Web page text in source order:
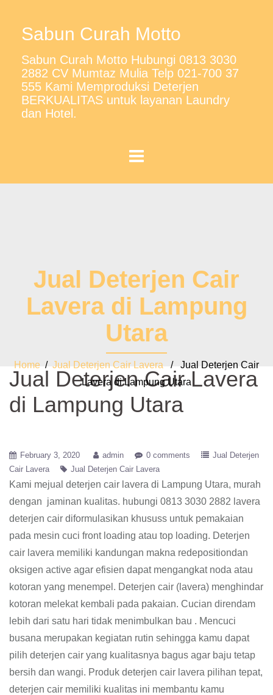
Sabun Curah Motto
Sabun Curah Motto Hubungi 0813 3030
2882 CV Mumtaz Mulia Telp 021-700 37
555 Kami Memproduksi Deterjen
BERKUALITAS untuk layanan Laundry
dan Hotel.
Jual Deterjen Cair
Lavera di Lampung
Utara
Home / Jual Deterjen Cair Lavera / Jual Deterjen Cair
Lavera di Lampung Utara
Jual Deterjen Cair Lavera
di Lampung Utara
February 3, 2020 admin 0 comments
Jual Deterjen
Cair Lavera
Jual Deterjen Cair Lavera
Kami mejual deterjen cair lavera di Lampung Utara, murah
dengan jaminan kualitas. hubungi 0813 3030 2882 lavera
deterjen cair diformulasikan khususs untuk pemakaian
pada mesin cuci front loading atau top loading. Deterjen
cair lavera memiliki kandungan makna redepositiondan
oksigen active agar efisien dapat mengangkat noda atau
kotoran yang menempel. Deterjen cair (lavera) menghindar
kotoran melekat kembali pada pakaian. Cucian direndam
lebih dari satu hari tidak menimbulkan bau . Mencuci
busana merupakan kegiatan rutin sehingga kamu dapat
pilih deterjen cair yang kualitasnya bagus agar baju tetap
bersih dan wangi. Produk deterjen cair lavera pilihan tepat,
deterjen cair memiliki kualitas ini membantu kamu